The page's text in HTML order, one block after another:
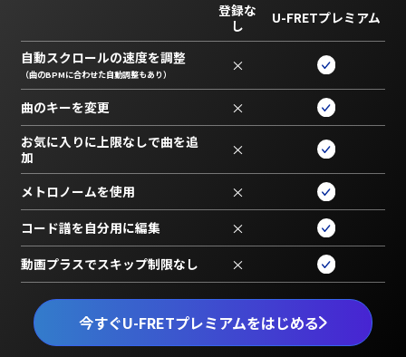
今すぐU-FRETプレミアムをはじめる
登録な
し
U-FRETプレミアム
自動スクロールの速度を調整
（曲のBPMに合わせた自動調整もあり） ×
曲のキーを変更 ×
お気に入りに上限なしで曲を追
加
×
メトロノームを使用 ×
コード譜を自分用に編集 ×
動画プラスでスキップ制限なし ×